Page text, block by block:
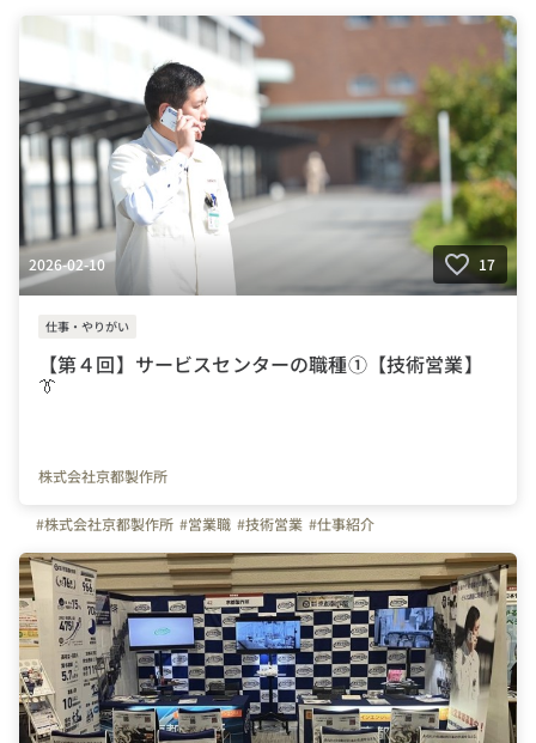
#やりがいを感じる瞬間
#面接担当の素顔 #社員紹介 #営業 #技術営業
2026-02-10 17
仕事・やりがい
【第４回】サービスセンターの職種①【技術営業】
👔
株式会社京都製作所
#株式会社京都製作所 #営業職 #技術営業 #仕事紹介